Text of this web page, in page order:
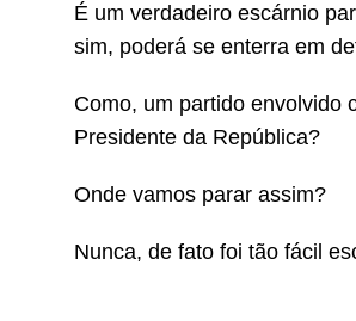
É um verdadeiro escárnio
sim, poderá se enterra em
Como, um partido envolvido
Presidente da República?
Onde vamos parar assim?
Nunca, de fato foi tão fácil